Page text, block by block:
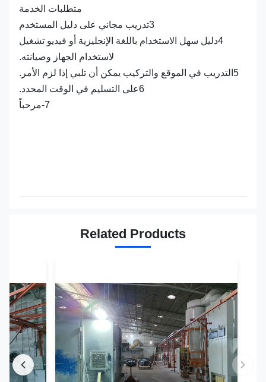
متطلبات الخدمة
4دليل سهل الاستخدام باللغة الإنجليزية أو فيديو تشغيل
لاستخدام الجهاز وصيانته.
Related Products